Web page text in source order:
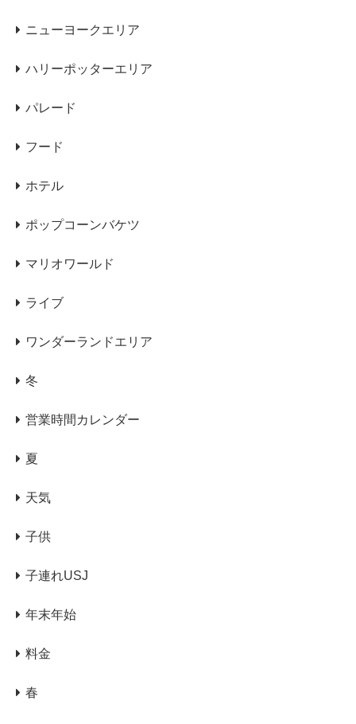
ニューヨークエリア
ハリーポッターエリア
パレード
フード
ホテル
ポップコーンバケツ
マリオワールド
ライブ
ワンダーランドエリア
冬
営業時間カレンダー
夏
天気
子供
子連れUSJ
年末年始
料金
春